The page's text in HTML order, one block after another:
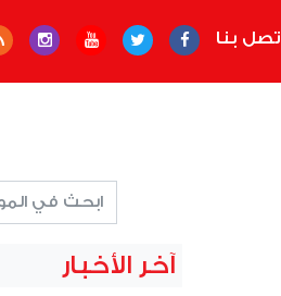
اتصل بنا
آخر الأخبار